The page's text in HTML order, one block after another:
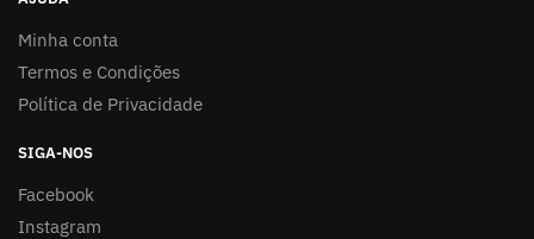
Minha conta
Termos e Condições
Política de Privacidade
SIGA-NOS
Facebook
Instagram